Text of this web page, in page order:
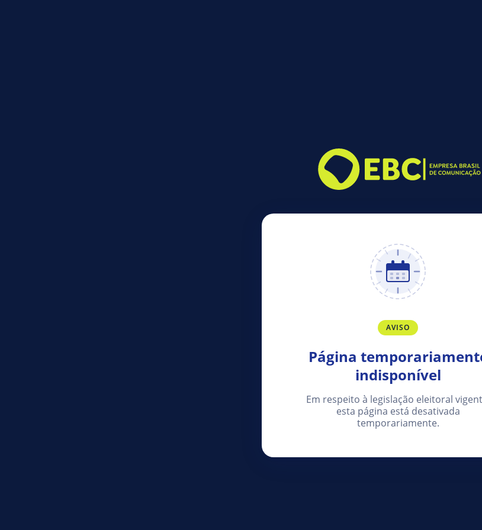
AVISO
Página
indisponível
Em respeito à legislação eleitoral
esta página está desativada
temporariamente.